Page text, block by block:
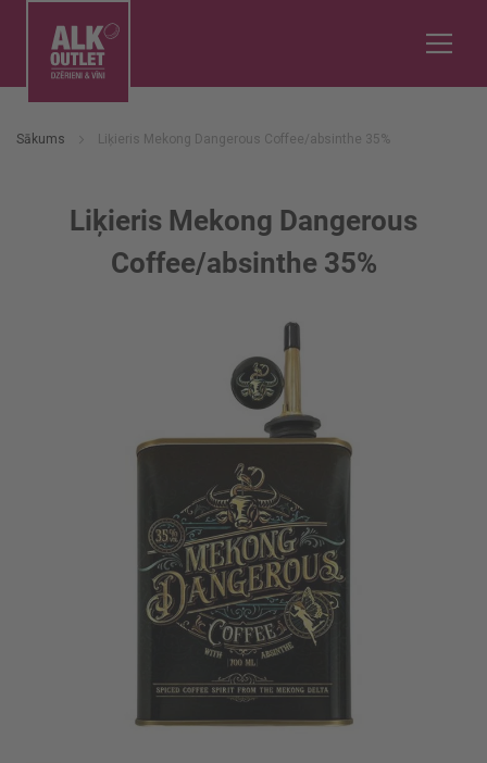
Sākums Liķieris Mekong Dangerous Coffee/absinthe 35%
Liķieris Mekong Dangerous
Coffee/absinthe 35%